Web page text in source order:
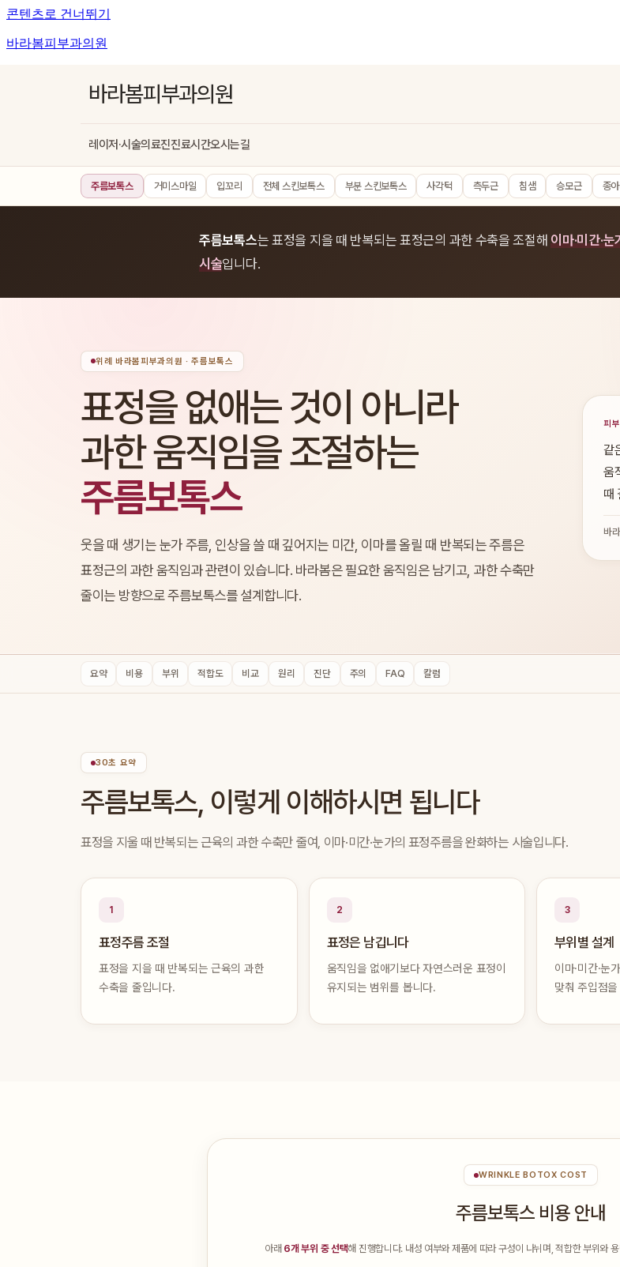
콘텐츠로 건너뛰기
바라봄피부과의원
바라봄피부과의원
레이저·시술의료진진료시간오시는길
주름보톡스 거미스마일 입꼬리 전체 스킨보톡스 부분 스킨보톡스 사각턱 측두근 침샘 승모근 종아
주름보톡스는 표정을 지을 때 반복되는 표정근의 과한 수축을 조절해이마·미간·
시술입니다.
위례 바라봄피부과의원 · 주름보톡스
표정을 없애는 것이 아니라
과한 움직임을 조절하는
주름보톡스
웃을 때 생기는 눈가 주름, 인상을 쓸 때 깊어지는 미간, 이마를 올릴 때 반복되는 주름은
표정근의 과한 움직임과 관련이 있습니다. 바라봄은 필요한 움직임은 남기고, 과한 수축만
줄이는 방향으로 주름보톡스를 설계합니다.
피
같
움
때
바
요약 비용 부위 적합도 비교 원리 진단 주의 FAQ 칼럼
30초 요약
주름보톡스, 이렇게 이해하시면 됩니다
표정을 지울 때 반복되는 근육의 과한 수축만 줄여, 이마·미간·눈가의 표정주름을 완화하는 시술입니다.
1
표정주름 조절
표정을 지을 때 반복되는 근육의 과한
수축을 줄입니다.
2
표정은 남깁니다
움직임을 없애기보다 자연스러운 표정이
유지되는 범위를 봅니다.
3
부위별 설계
이마·미간·눈
맞춰 주입점
WRINKLE BOTOX COST
주름보톡스 비용 안내
아래 6개 부위 중 선택해 진행합니다. 내성 여부와 제품에 따라 구성이 나뉘며, 적합한 부위와